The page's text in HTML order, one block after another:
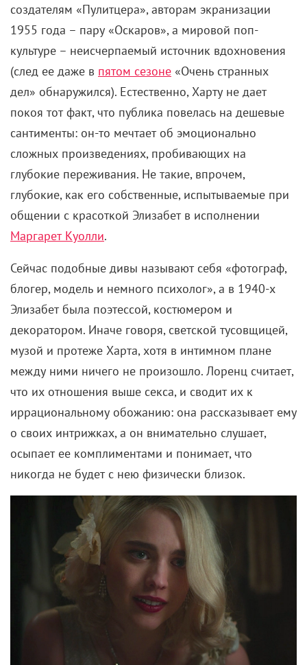
создателям «Пулитцера», авторам экранизации
1955 года – пару «Оскаров», а мировой поп-
культуре – неисчерпаемый источник вдохновения
(след ее даже в пятом сезоне «Очень странных
дел» обнаружился). Естественно, Харту не дает
покоя тот факт, что публика повелась на дешевые
сантименты: он-то мечтает об эмоционально
сложных произведениях, пробивающих на
глубокие переживания. Не такие, впрочем,
глубокие, как его собственные, испытываемые при
общении с красоткой Элизабет в исполнении
Маргарет Куолли.
Сейчас подобные дивы называют себя «фотограф,
блогер, модель и немного психолог», а в 1940-х
Элизабет была поэтессой, костюмером и
декоратором. Иначе говоря, светской тусовщицей,
музой и протеже Харта, хотя в интимном плане
между ними ничего не произошло. Лоренц считает,
что их отношения выше секса, и сводит их к
иррациональному обожанию: она рассказывает ему
о своих интрижках, а он внимательно слушает,
осыпает ее комплиментами и понимает, что
никогда не будет с нею физически близок.